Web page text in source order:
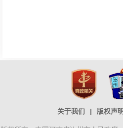
关于我们 | 版权声明